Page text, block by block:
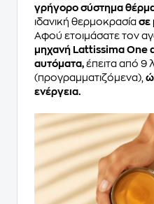
γρήγορο σύστημα
ιδανική θερμοκρασία σε
Αφού ετοιμάσατε τον
μηχανή Lattissima One
αυτόματα, έπειτα από 9
(προγραμματιζόμενα),
ενέργεια.